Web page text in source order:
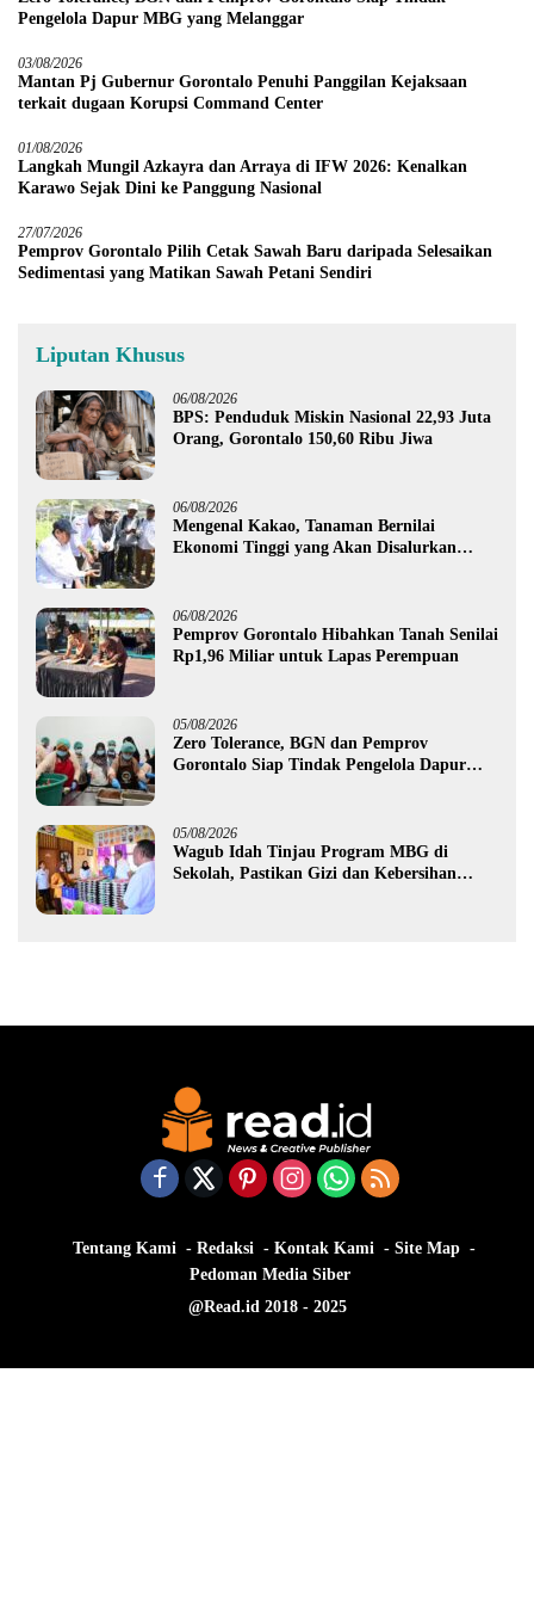
Pengelola Dapur MBG yang Melanggar
03/08/2026
Mantan Pj Gubernur Gorontalo Penuhi Panggilan Kejaksaan
terkait dugaan Korupsi Command Center
01/08/2026
Langkah Mungil Azkayra dan Arraya di IFW 2026: Kenalkan
Karawo Sejak Dini ke Panggung Nasional
27/07/2026
Pemprov Gorontalo Pilih Cetak Sawah Baru daripada Selesaikan
Sedimentasi yang Matikan Sawah Petani Sendiri
Liputan Khusus
06/08/2026
BPS: Penduduk Miskin Nasional 22,93 Juta
Orang, Gorontalo 150,60 Ribu Jiwa
06/08/2026
Mengenal Kakao, Tanaman Bernilai
Ekonomi Tinggi yang Akan Disalurkan
06/08/2026
Pemprov Gorontalo Hibahkan Tanah Senilai
Rp1,96 Miliar untuk Lapas Perempuan
05/08/2026
Zero Tolerance, BGN dan Pemprov
Gorontalo Siap Tindak Pengelola Dapur
05/08/2026
Wagub Idah Tinjau Program MBG di
Sekolah, Pastikan Gizi dan Kebersihan
Tentang Kami Redaksi Kontak Kami
Site Map
Pedoman Media Siber
@Read.id 2018 - 2025